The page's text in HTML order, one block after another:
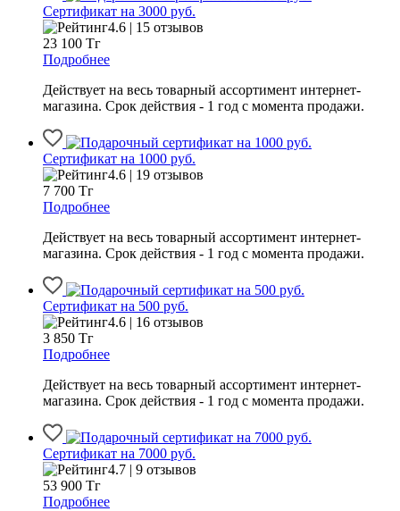
Сертификат на 3000 руб.
4.6 | 15 отзывов
23 100 Тг
Подробнее
Действует на весь товарный ассортимент интернет-
магазина. Срок действия - 1 год с момента продажи.
Сертификат на 1000 руб.
4.6 | 19 отзывов
7 700 Тг
Подробнее
Действует на весь товарный ассортимент интернет-
магазина. Срок действия - 1 год с момента продажи.
Сертификат на 500 руб.
4.6 | 16 отзывов
3 850 Тг
Подробнее
Действует на весь товарный ассортимент интернет-
магазина. Срок действия - 1 год с момента продажи.
Сертификат на 7000 руб.
4.7 | 9 отзывов
53 900 Тг
Подробнее